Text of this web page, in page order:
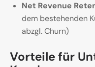
Net Revenue
dem bestehenden
abzgl. Churn)
Vorteile für